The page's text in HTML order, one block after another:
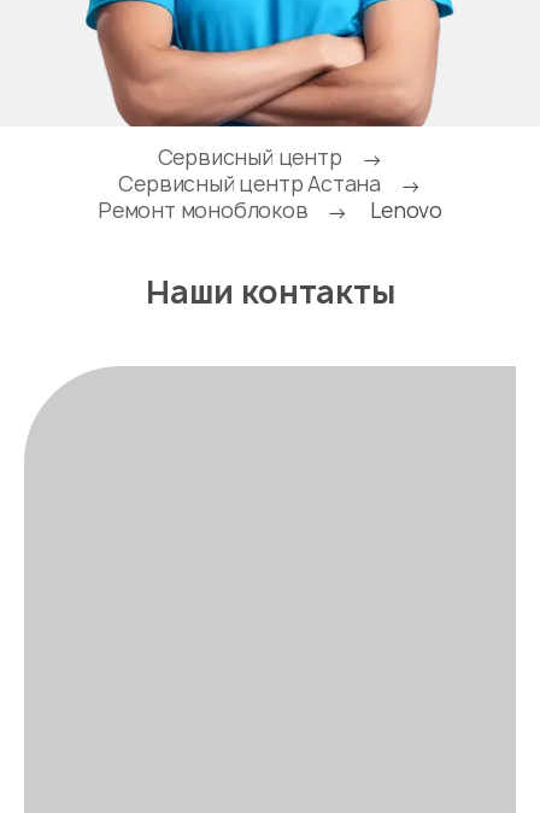
Сервисный центр
→
Сервисный центр Астана
→
Ремонт моноблоков
→ Lenovo
Наши контакты